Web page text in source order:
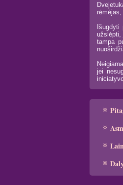
Išugdyti
užslėpti,
tampa
jei